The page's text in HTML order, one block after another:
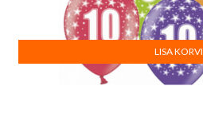
LISA KORVI